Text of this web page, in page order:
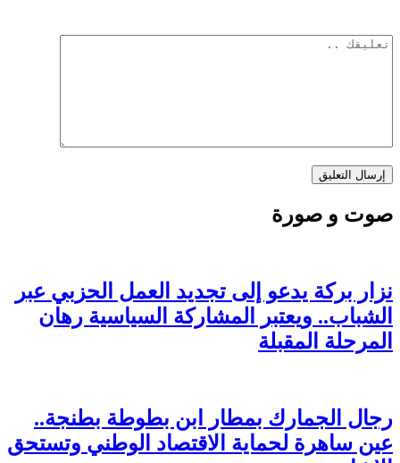
صوت و صورة
نزار بركة يدعو إلى تجديد العمل الحزبي عبر
الشباب.. ويعتبر المشاركة السياسية رهان
المرحلة المقبلة
رجال الجمارك بمطار ابن بطوطة بطنجة..
عين ساهرة لحماية الاقتصاد الوطني وتستحق